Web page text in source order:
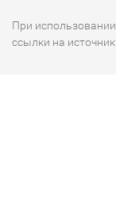
При
ссылки на источник.